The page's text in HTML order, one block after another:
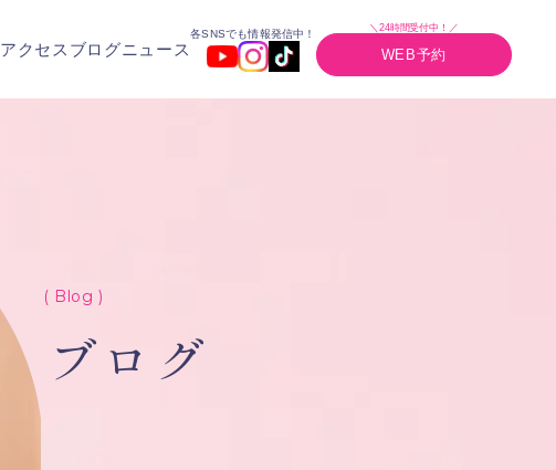
アクセス ブログニュース
各SNSでも情報発信中！
＼24時間受付中！／
WEB予約
( Blog )
ブログ